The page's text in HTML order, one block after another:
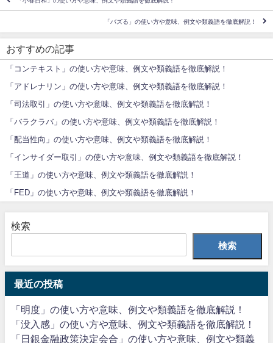
「バズる」の使い方や意味、例文や類義語を徹底解説！
おすすめの記事
「コンテキスト」の使い方や意味、例文や類義語を徹底解説！
「アドレナリン」の使い方や意味、例文や類義語を徹底解説！
「司法取引」の使い方や意味、例文や類義語を徹底解説！
「バラクラバ」の使い方や意味、例文や類義語を徹底解説！
「配当性向」の使い方や意味、例文や類義語を徹底解説！
「インサイダー取引」の使い方や意味、例文や類義語を徹底解説！
「王道」の使い方や意味、例文や類義語を徹底解説！
「FED」の使い方や意味、例文や類義語を徹底解説！
検索
検索
最近の投稿
「明度」の使い方や意味、例文や類義語を徹底解説！
「没入感」の使い方や意味、例文や類義語を徹底解説！
「日銀金融政策決定会合」の使い方や意味、例文や類義